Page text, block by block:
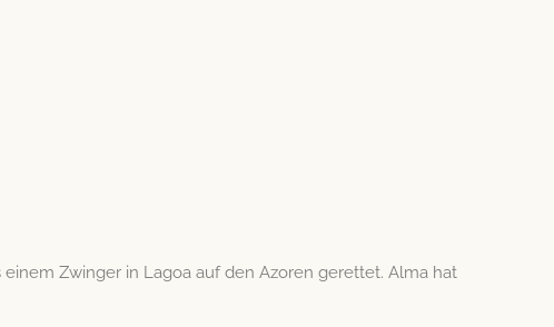
Zwinger in Lagoa auf den Azoren gerettet. Alma hat